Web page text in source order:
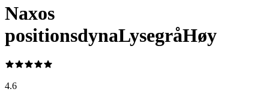
Naxos
positionsdynaLysegråHøy
4.6